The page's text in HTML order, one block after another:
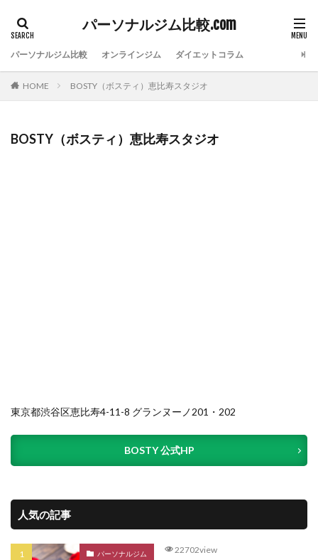
パーソナルジム比較.com
パーソナルジム比較 オンラインジム ダイエットコラム
HOME BOSTY（ボスティ）恵比寿スタジオ
BOSTY（ボスティ）恵比寿スタジオ
東京都渋谷区恵比寿4-11-8 グランヌーノ201・202
BOSTY 公式HP
人気の記事
パーソナルジム 22702view